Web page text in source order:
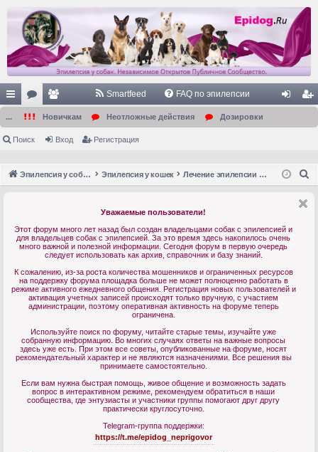
ы
и
ор
ум
ол
ьз
ат
Smartfeed FAQ по эпилепсии
ац
ия
... Новичкам Неотложные действия Дозировки
Поиск Вход Регистрация
Эпилепсия у собак. Форум. Главная. Эпилепсия у кошек Лечение эпилепсии у кошек
Уважаемые пользователи!
Этот форум много лет назад был создан владельцами собак с эпилепсией и
для владельцев собак с эпилепсией. За это время здесь накопилось очень
много важной и полезной информации. Сегодня форум в первую очередь
следует использовать как архив, справочник и базу знаний.
К сожалению, из-за роста количества мошенников и ограниченных ресурсов
на поддержку форума площадка больше не может полноценно работать в
режиме активного ежедневного общения. Регистрация новых пользователей и
активация учетных записей происходят только вручную, с участием
администрации, поэтому оперативная активность на форуме теперь
ограничена.
Используйте поиск по форуму, читайте старые темы, изучайте уже
собранную информацию. Во многих случаях ответы на важные вопросы
здесь уже есть. При этом все советы, опубликованные на форуме, носят
рекомендательный характер и не являются назначениями. Все решения вы
принимаете самостоятельно.
Если вам нужна быстрая помощь, живое общение и возможность задать
вопрос в интерактивном режиме, рекомендуем обратиться в наши
сообщества, где энтузиасты и участники группы помогают друг другу
практически круглосуточно.
Telegram-группа поддержки:
https://t.me/epidog_neprigovor